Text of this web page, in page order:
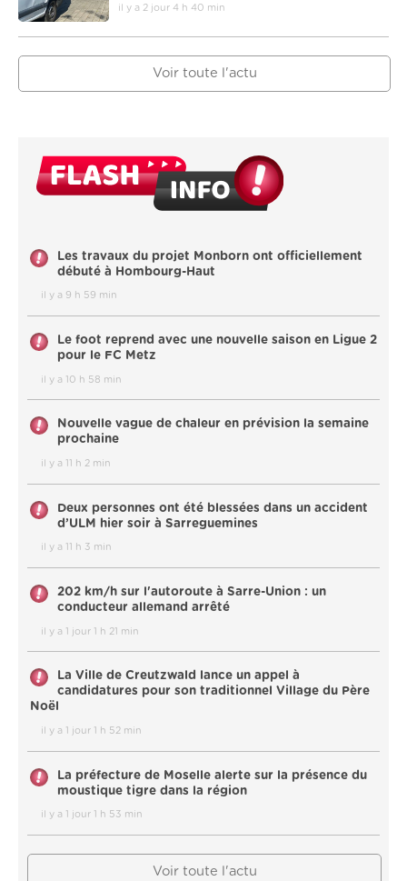
il y a 2 jour 4 h 40 min
Voir toute l'actu
Les travaux du projet Monborn ont officiellement
débuté à Hombourg-Haut
il y a 9 h 59 min
Le foot reprend avec une nouvelle saison en Ligue 2
pour le FC Metz
il y a 10 h 58 min
Nouvelle vague de chaleur en prévision la semaine
prochaine
il y a 11 h 2 min
Deux personnes ont été blessées dans un accident
d’ULM hier soir à Sarreguemines
il y a 11 h 3 min
202 km/h sur l'autoroute à Sarre-Union : un
conducteur allemand arrêté
il y a 1 jour 1 h 21 min
La Ville de Creutzwald lance un appel à
candidatures pour son traditionnel Village du Père
Noël
il y a 1 jour 1 h 52 min
La préfecture de Moselle alerte sur la présence du
moustique tigre dans la région
il y a 1 jour 1 h 53 min
Voir toute l'actu